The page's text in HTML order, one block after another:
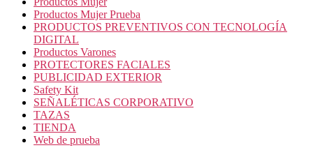
Productos Mujer Prueba
PRODUCTOS PREVENTIVOS CON TECNOLOGÍA
DIGITAL
Productos Varones
PROTECTORES FACIALES
PUBLICIDAD EXTERIOR
Safety Kit
SEÑALÉTICAS CORPORATIVO
TAZAS
TIENDA
Web de prueba